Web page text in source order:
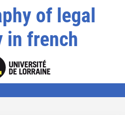
of legal
in french